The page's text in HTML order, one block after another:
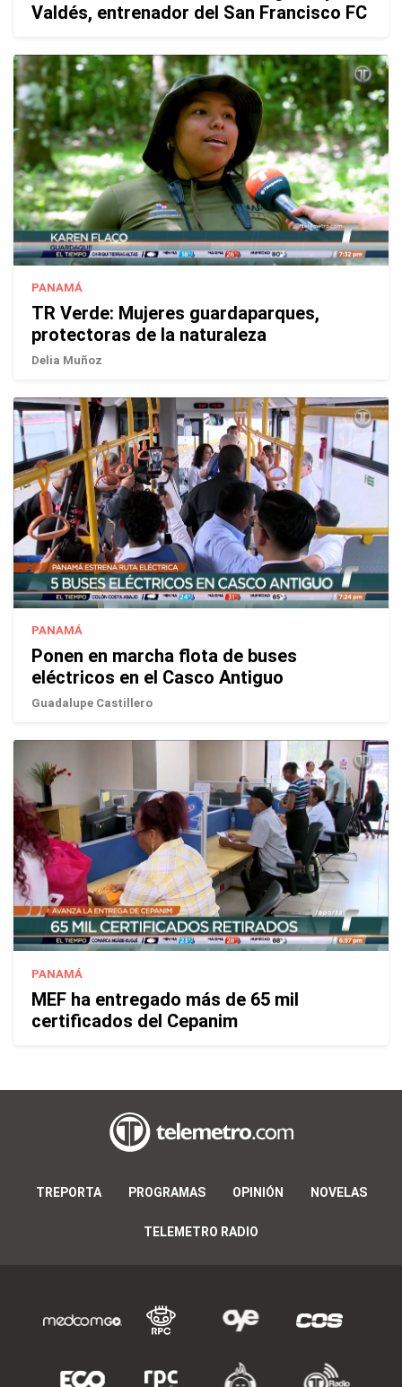
Valdés, entrenador del San Francisco FC
PANAMÁ
TR Verde: Mujeres guardaparques,
protectoras de la naturaleza
Delia Muñoz
PANAMÁ
Ponen en marcha flota de buses
eléctricos en el Casco Antiguo
Guadalupe Castillero
PANAMÁ
MEF ha entregado más de 65 mil
certificados del Cepanim
TREPORTA PROGRAMAS OPINIÓN NOVELAS
TELEMETRO RADIO